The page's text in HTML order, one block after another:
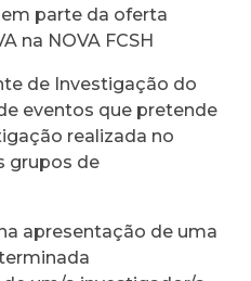
parte da oferta
na NOVA FCSH
de Investigação do
eventos que pretende
realizada no
grupos de
apresentação de uma